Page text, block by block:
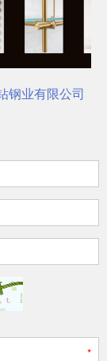
钢业有限公司，